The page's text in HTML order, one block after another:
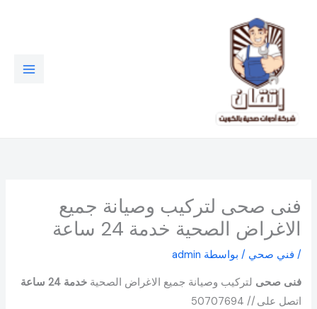
المحتوى
فنى صحى لتركيب وصيانة جميع
الاغراض الصحية خدمة 24 ساعة
/ فني صحي / بواسطة admin
فنى صحى لتركيب وصيانة جميع الاغراض الصحيةخدمة 24 ساعة
اتصل على // 50707694